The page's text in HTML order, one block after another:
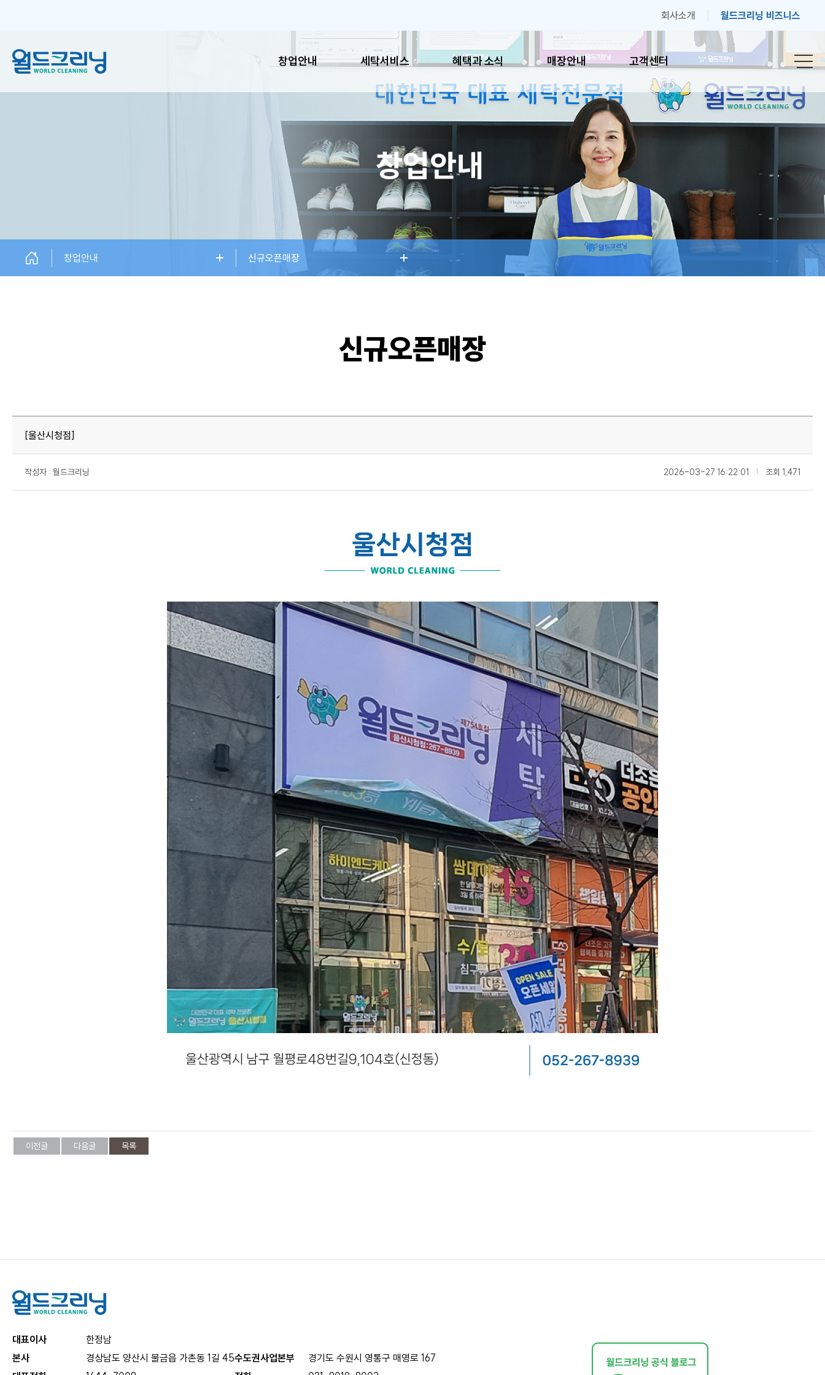
회사소개 월드크리닝 비즈니스
창업안내 세탁서비스 혜택과 소식 매장안내 고객센터
혜택과 소식
공지사항
이벤트
매장안내
매장찾기
고객센터
고객의 소리
회사비전
회사연혁
인증현황
오시는길
창업안내
창업안내 신규오픈매장
신규오픈매장
[울산시청점]
작성자 : 월드크리닝 2026-03-27 16:22:01 | 조회 1,471
이전글 다음글 목록
대표이사
한정남
본사
경상남도 양산시 물금읍 가촌동 1길 45수도권사업본부
경기도 수원시 영통구 매영로 167